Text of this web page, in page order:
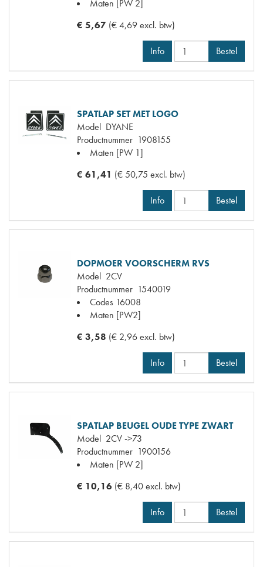
Maten [PW 2]
€ 5,67 (€ 4,69 excl. btw)
Info Bestel
SPATLAP SET MET LOGO
Model DYANE
Productnummer 1908155
Maten [PW 1]
€ 61,41 (€ 50,75 excl. btw)
Info Bestel
DOPMOER VOORSCHERM RVS
Model 2CV
Productnummer 1540019
Codes 16008
Maten [PW2]
€ 3,58 (€ 2,96 excl. btw)
Info Bestel
SPATLAP BEUGEL OUDE TYPE ZWART
Model 2CV ->73
Productnummer 1900156
Maten [PW 2]
€ 10,16 (€ 8,40 excl. btw)
Info Bestel